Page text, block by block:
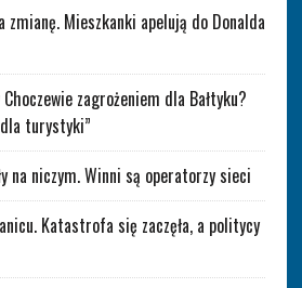
zmianę. Mieszkanki apelują do Donalda
zagrożeniem dla Bałtyku?
turystyki”
na niczym. Winni są operatorzy sieci
Katastrofa się zaczęła, a politycy